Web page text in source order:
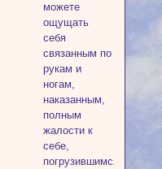
можете
ощущать
себя
связанным по
рукам и
ногам,
наказанным,
полным
жалости к
себе,
погрузившимся